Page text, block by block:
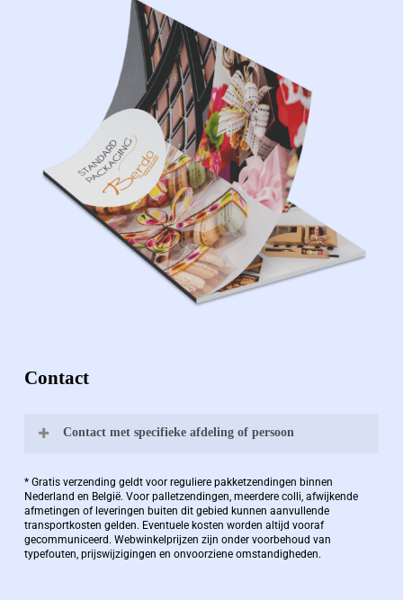
Contact
Contact met specifieke afdeling of persoon
Bernard Pauwels:
Zaakvoerder Berdo
bernard@berdo.be
* Gratis verzending geldt voor reguliere pakketzendingen binnen
Nederland en België. Voor palletzendingen, meerdere colli, afwijkende
afmetingen of leveringen buiten dit gebied kunnen aanvullende
transportkosten gelden. Eventuele kosten worden altijd vooraf
gecommuniceerd. Webwinkelprijzen zijn onder voorbehoud van
typefouten, prijswijzigingen en onvoorziene omstandigheden.